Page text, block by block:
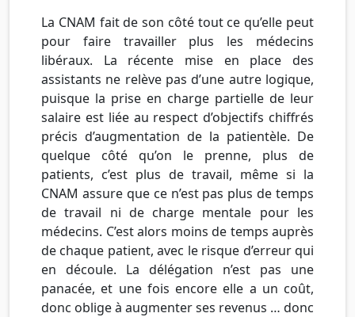
La CNAM fait de son côté tout ce qu’elle peut
pour faire travailler plus les médecins
libéraux. La récente mise en place des
assistants ne relève pas d’une autre logique,
puisque la prise en charge partielle de leur
salaire est liée au respect d’objectifs chiffrés
précis d’augmentation de la patientèle. De
quelque côté qu’on le prenne, plus de
patients, c’est plus de travail, même si la
CNAM assure que ce n’est pas plus de temps
de travail ni de charge mentale pour les
médecins. C’est alors moins de temps auprès
de chaque patient, avec le risque d’erreur qui
en découle. La délégation n’est pas une
panacée, et une fois encore elle a un coût,
donc oblige à augmenter ses revenus … donc